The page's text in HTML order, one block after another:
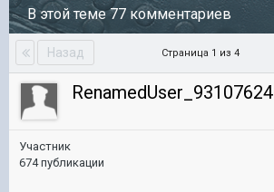
В этой теме 77 комментариев
Назад Страница 1 из 4
RenamedUser_93107624
Участник
674 публикации